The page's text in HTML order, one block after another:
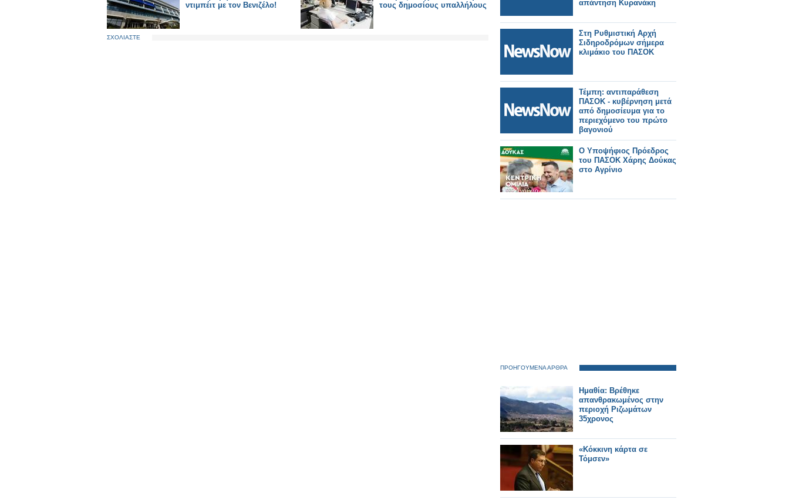
ντιμπέιτ με τον Βενιζέλο!
τους δημοσίους υπαλλήλους
ΣΧΟΛΙΑΣΤΕ
απάντηση Κυρανάκη
Στη Ρυθμιστική Αρχή
Σιδηροδρόμων σήμερα
κλιμάκιο του ΠΑΣΟΚ
Τέμπη: αντιπαράθεση
ΠΑΣΟΚ - κυβέρνηση μετά
από δημοσίευμα για το
περιεχόμενο του πρώτο
βαγονιού
Ο Υποψήφιος Πρόεδρος
του ΠΑΣΟΚ Χάρης Δούκας
στο Αγρίνιο
ΠΡΟΗΓΟΥΜΕΝΑ ΑΡΘΡΑ
Ημαθία: Βρέθηκε
απανθρακωμένος στην
περιοχή Ριζωμάτων
35χρονος
«Κόκκινη κάρτα σε
Τόμσεν»